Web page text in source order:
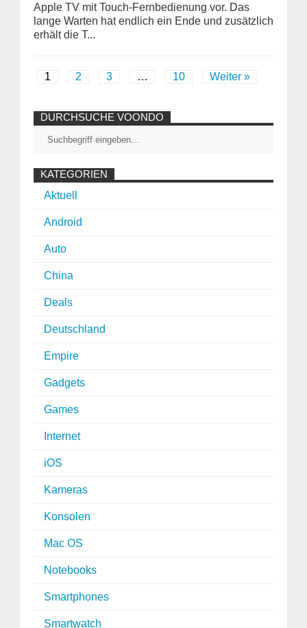
Apple TV mit Touch-Fernbedienung vor. Das
lange Warten hat endlich ein Ende und zusätzlich
erhält die T...
1 2 3 … 10 Weiter »
DURCHSUCHE VOONDO
KATEGORIEN
Aktuell
Android
Auto
China
Deals
Deutschland
Empire
Gadgets
Games
Internet
iOS
Kameras
Konsolen
Mac OS
Notebooks
Smartphones
Smartwatch